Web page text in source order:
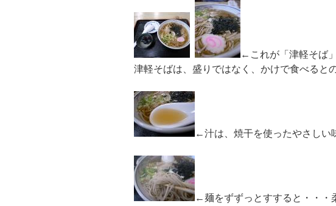
←これが「津軽そば
津軽そばは、盛りではなく、かけで食べると
←汁は、焼干を使ったやさしい
←麺をずずっとすすると・・・